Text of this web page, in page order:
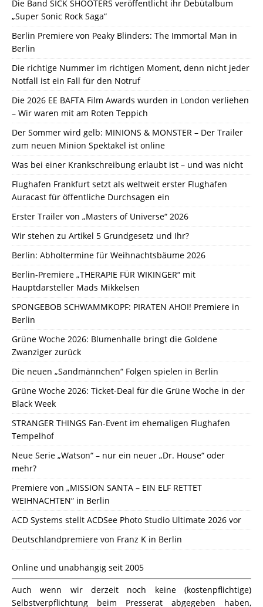
Die Band SICK SHOOTERS veröffentlicht ihr Debütalbum
„Super Sonic Rock Saga“
Berlin Premiere von Peaky Blinders: The Immortal Man in
Berlin
Die richtige Nummer im richtigen Moment, denn nicht jeder
Notfall ist ein Fall für den Notruf
Die 2026 EE BAFTA Film Awards wurden in London verliehen
– Wir waren mit am Roten Teppich
Der Sommer wird gelb: MINIONS & MONSTER – Der Trailer
zum neuen Minion Spektakel ist online
Was bei einer Krankschreibung erlaubt ist – und was nicht
Flughafen Frankfurt setzt als weltweit erster Flughafen
Auracast für öffentliche Durchsagen ein
Erster Trailer von „Masters of Universe“ 2026
Wir stehen zu Artikel 5 Grundgesetz und Ihr?
Berlin: Abholtermine für Weihnachtsbäume 2026
Berlin-Premiere „THERAPIE FÜR WIKINGER“ mit
Hauptdarsteller Mads Mikkelsen
SPONGEBOB SCHWAMMKOPF: PIRATEN AHOI! Premiere in
Berlin
Grüne Woche 2026: Blumenhalle bringt die Goldene
Zwanziger zurück
Die neuen „Sandmännchen“ Folgen spielen in Berlin
Grüne Woche 2026: Ticket-Deal für die Grüne Woche in der
Black Week
STRANGER THINGS Fan-Event im ehemaligen Flughafen
Tempelhof
Neue Serie „Watson“ – nur ein neuer „Dr. House“ oder
mehr?
Premiere von „MISSION SANTA – EIN ELF RETTET
WEIHNACHTEN“ in Berlin
ACD Systems stellt ACDSee Photo Studio Ultimate 2026 vor
Deutschlandpremiere von Franz K in Berlin
Online und unabhängig seit 2005
Auch wenn wir derzeit noch keine (kostenpflichtige)
Selbstverpflichtung beim Presserat abgegeben haben,